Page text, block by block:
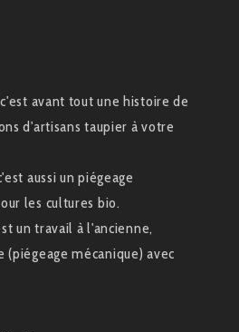
avant tout une histoire de
d'artisans taupier à votre
aussi un piégeage
les cultures bio.
un travail à l'ancienne,
(piégeage mécanique) avec